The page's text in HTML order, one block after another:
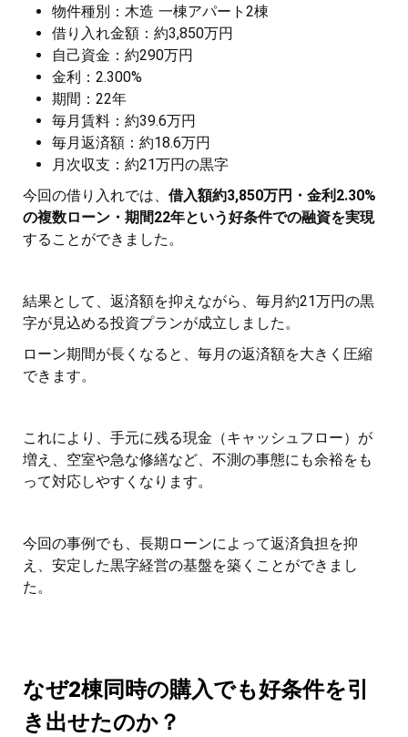
物件種別：木造 一棟アパート2棟
借り入れ金額：約3,850万円
自己資金：約290万円
金利：2.300%
期間：22年
毎月賃料：約39.6万円
毎月返済額：約18.6万円
月次収支：約21万円の黒字
今回の借り入れでは、 借入額約3,850万円・金利2.30%
の複数ローン・期間22年という好条件での融資を実現
することができました。
結果として、返済額を抑えながら、毎月約21万円の黒
字が見込める投資プランが成立しました。
ローン期間が長くなると、毎月の返済額を大きく圧縮
できます。
これにより、手元に残る現金（キャッシュフロー）が
増え、空室や急な修繕など、不測の事態にも余裕をも
って対応しやすくなります。
今回の事例でも、長期ローンによって返済負担を抑
え、安定した黒字経営の基盤を築くことができまし
た。
なぜ2棟同時の購入でも好条件を引
き出せたのか？